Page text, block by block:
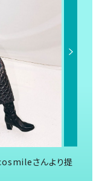
さんより提